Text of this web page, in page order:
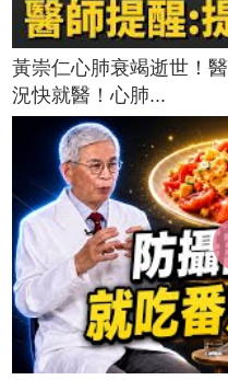
黃崇仁心肺衰竭逝世！
況快就醫！心肺...